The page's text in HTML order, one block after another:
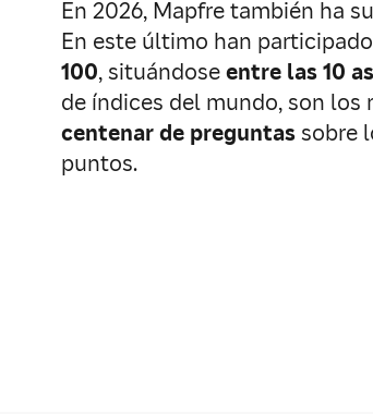
En 2026, Mapfre también ha
En este último han
100, situándoseentre las 10
de índices del mundo, son
centenar de preguntassobre
puntos.